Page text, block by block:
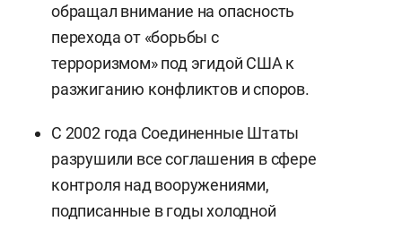
обращал внимание на опасность
перехода от «борьбы с
терроризмом» под эгидой США к
разжиганию конфликтов и споров.
С 2002 года Соединенные Штаты
разрушили все соглашения в сфере
контроля над вооружениями,
подписанные в годы холодной